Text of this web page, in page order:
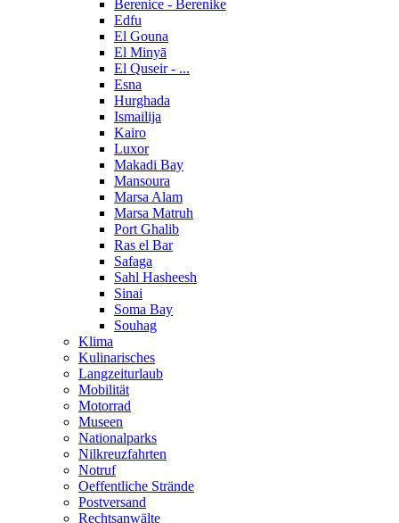
Berenice - Berenike
Edfu
El Gouna
El Minyā
El Quseir - ...
Esna
Hurghada
Ismailija
Kairo
Luxor
Makadi Bay
Mansoura
Marsa Alam
Marsa Matruh
Port Ghalib
Ras el Bar
Safaga
Sahl Hasheesh
Sinai
Soma Bay
Souhag
Klima
Kulinarisches
Langzeiturlaub
Mobilität
Motorrad
Museen
Nationalparks
Nilkreuzfahrten
Notruf
Oeffentliche Strände
Postversand
Rechtsanwälte